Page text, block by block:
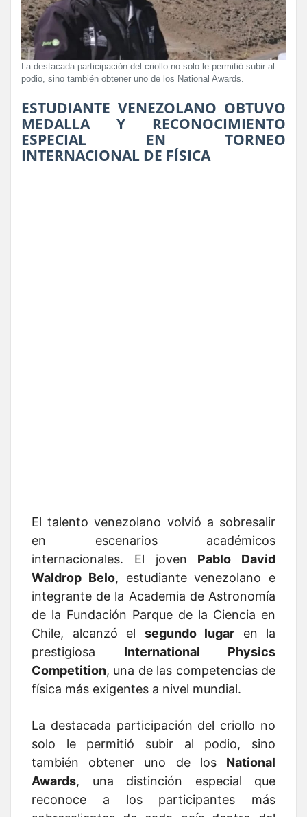
La destacada participación del criollo no solo le permitió subir al
podio, sino también obtener uno de los National Awards.
ESTUDIANTE VENEZOLANO OBTUVO
MEDALLA Y RECONOCIMIENTO
ESPECIAL EN TORNEO
INTERNACIONAL DE FÍSICA
El talento venezolano volvió a sobresalir
en escenarios académicos
internacionales. El joven Pablo David
Waldrop Belo, estudiante venezolano e
integrante de la Academia de Astronomía
de la Fundación Parque de la Ciencia en
Chile, alcanzó el
segundo lugar
en la
prestigiosa
International Physics
Competition, una de las competencias de
física más exigentes a nivel mundial.
La destacada participación del criollo no
solo le permitió subir al podio, sino
también obtener uno de los
National
Awards, una distinción especial que
reconoce a los participantes más